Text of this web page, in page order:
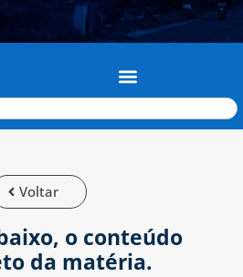
Voltar
o conteúdo
da matéria.